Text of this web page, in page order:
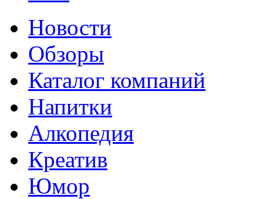
Новости
Обзоры
Каталог компаний
Напитки
Алкопедия
Креатив
Юмор